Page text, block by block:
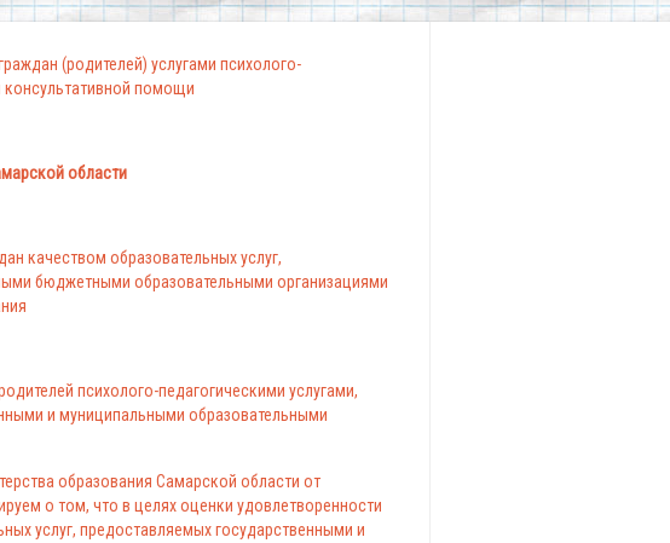
(родителей) услугами психолого-
консультативной помощи
области
качеством образовательных услуг,
бюджетными образовательными организациями
психолого-педагогическими услугами,
и муниципальными образовательными
образования Самарской области от
о том, что в целях оценки удовлетворенности
услуг, предоставляемых государственными и